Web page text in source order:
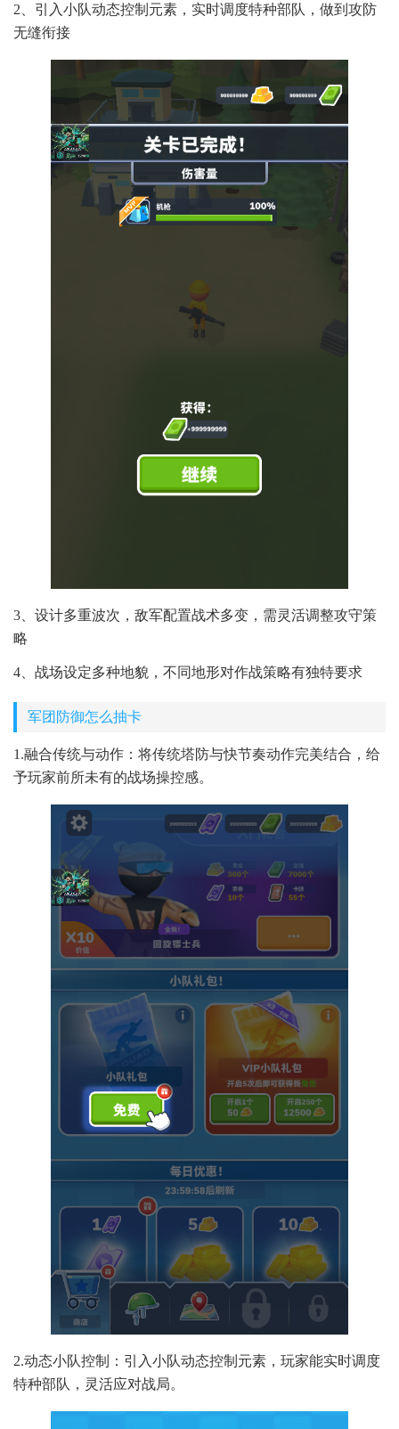
2、引入小队动态控制元素，实时调度特种部队，做到攻防
无缝衔接
3、设计多重波次，敌军配置战术多变，需灵活调整攻守策
略
4、战场设定多种地貌，不同地形对作战策略有独特要求
军团防御怎么抽卡
1.融合传统与动作：将传统塔防与快节奏动作完美结合，给
予玩家前所未有的战场操控感。
2.动态小队控制：引入小队动态控制元素，玩家能实时调度
特种部队，灵活应对战局。